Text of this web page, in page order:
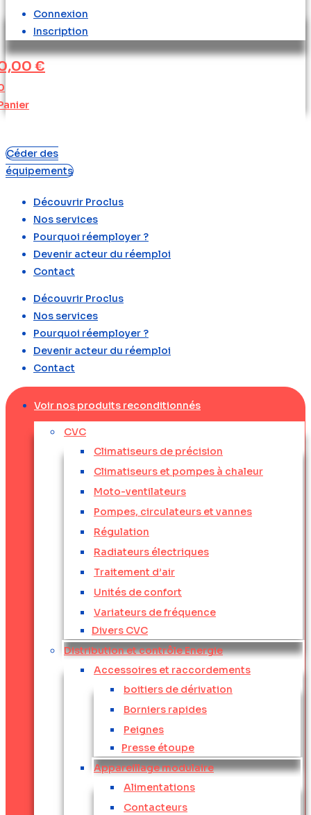
Connexion
Inscription
€
Céder des
équipements
Découvrir Proclus
Nos services
Pourquoi réemployer ?
Devenir acteur du réemploi
Contact
Découvrir Proclus
Nos services
Pourquoi réemployer ?
Devenir acteur du réemploi
Contact
Voir nos produits reconditionnés
CVC
Climatiseurs de précision
Climatiseurs et pompes à chaleur
Moto-ventilateurs
Pompes, circulateurs et vannes
Régulation
Radiateurs électriques
Traitement d’air
Unités de confort
Variateurs de fréquence
Divers CVC
Distribution et contrôle Energie
Accessoires et raccordements
boitiers de dérivation
Borniers rapides
Peignes
Presse étoupe
Appareillage modulaire
Alimentations
Contacteurs